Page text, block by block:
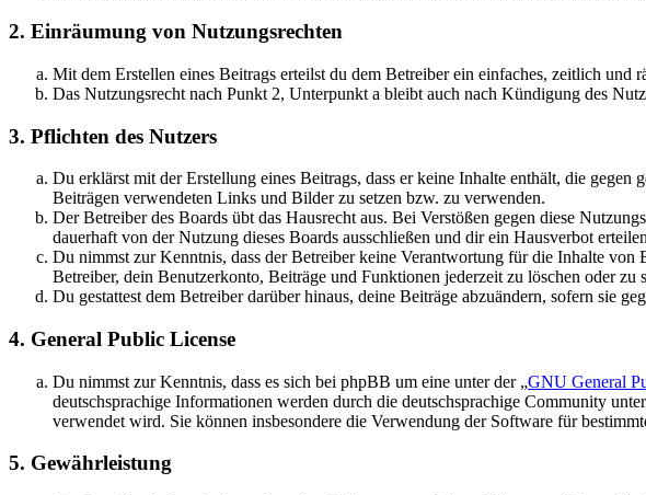
2. Einräumung von Nutzungsrechten
Mit dem Erstellen eines Beitrags erteilst du dem Betreiber ein einfaches, zeitlich
Das Nutzungsrecht nach Punkt 2, Unterpunkt a bleibt auch nach Kündigung des
3. Pflichten des Nutzers
Du erklärst mit der Erstellung eines Beitrags, dass er keine Inhalte enthält, die gegen
Beiträgen verwendeten Links und Bilder zu setzen bzw. zu verwenden.
Der Betreiber des Boards übt das Hausrecht aus. Bei Verstößen gegen diese
dauerhaft von der Nutzung dieses Boards ausschließen und dir ein Hausverbot
Du nimmst zur Kenntnis, dass der Betreiber keine Verantwortung für die Inhalte
Betreiber, dein Benutzerkonto, Beiträge und Funktionen jederzeit zu löschen oder zu
Du gestattest dem Betreiber darüber hinaus, deine Beiträge abzuändern, sofern sie
4. General Public License
Du nimmst zur Kenntnis, dass es sich bei phpBB um eine unter der „GNU General
deutschsprachige Informationen werden durch die deutschsprachige Community
verwendet wird. Sie können insbesondere die Verwendung der Software für
5. Gewährleistung